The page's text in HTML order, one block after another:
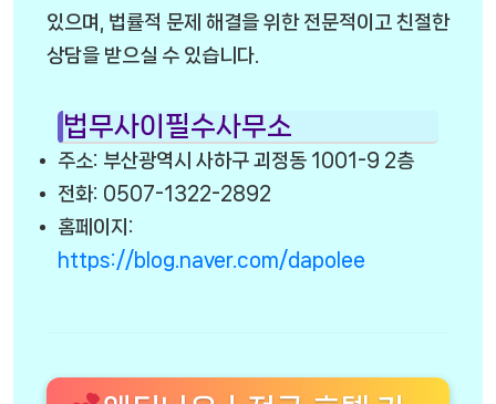
있으며, 법률적 문제 해결을 위한 전문적이고 친절한
상담을 받으실 수 있습니다.
법무사이필수사무소
주소: 부산광역시 사하구 괴정동 1001-9 2층
전화: 0507-1322-2892
홈페이지:
https://blog.naver.com/dapolee